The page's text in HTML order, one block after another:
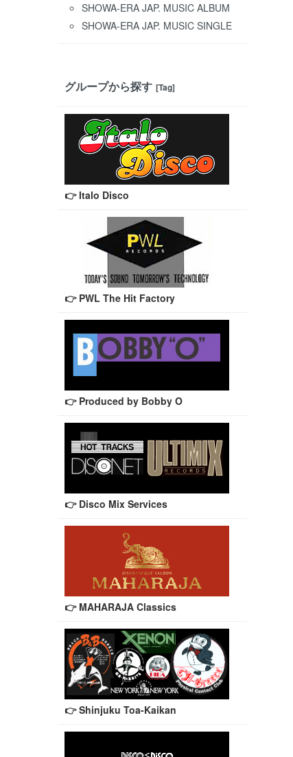
SHOWA-ERA JAP. MUSIC ALBUM
SHOWA-ERA JAP. MUSIC SINGLE
グループから探す [Tag]
👉 Italo Disco
👉 PWL The Hit Factory
👉 Produced by Bobby O
👉 Disco Mix Services
👉 MAHARAJA Classics
👉 Shinjuku Toa-Kaikan